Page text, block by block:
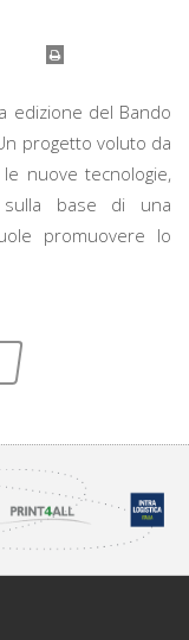
edizione del Bando
progetto voluto da
le nuove tecnologie,
sulla base di una
promuovere lo